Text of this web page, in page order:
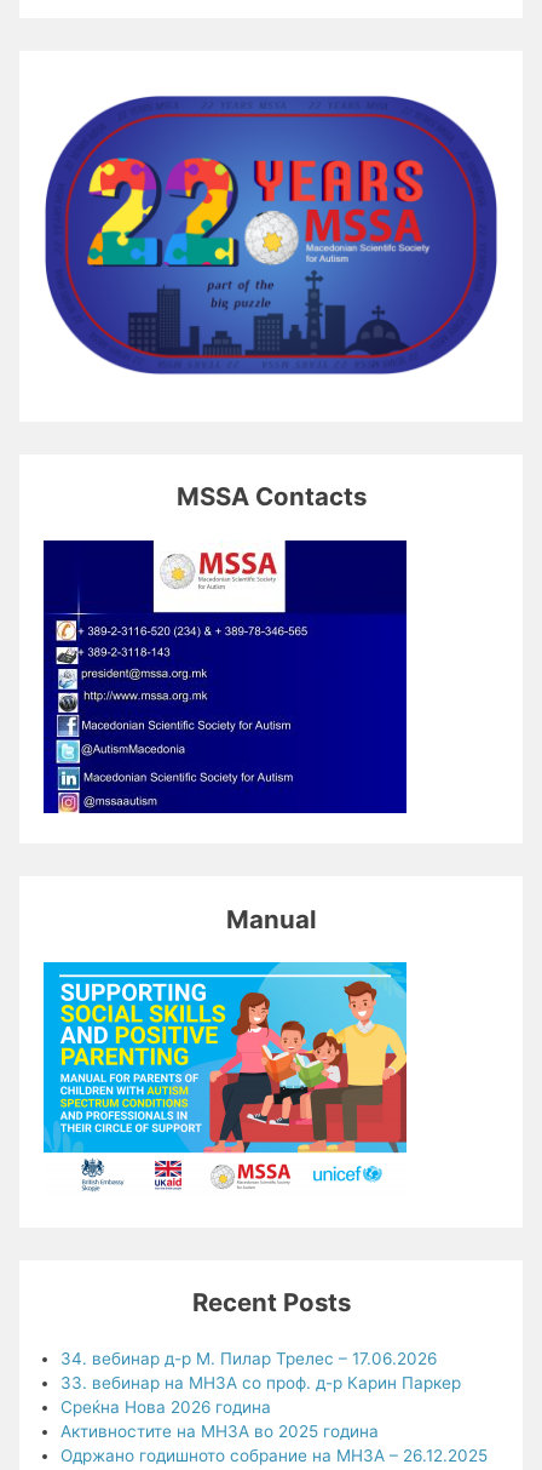
MSSA Contacts
Manual
Recent Posts
34. вебинар д-р М. Пилар Трелес – 17.06.2026
33. вебинар на МНЗА со проф. д-р Карин Паркер
Среќна Нова 2026 година
Активностите на МНЗА во 2025 година
Одржано годишното собрание на МНЗА – 26.12.2025